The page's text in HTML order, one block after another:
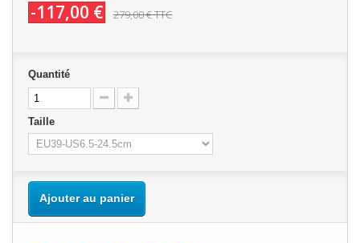
-117,00 € 279,00 €TTC
Quantité
Taille
Ajouter au panier